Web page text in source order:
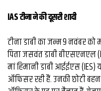
IAS टीना ने की दूसरी शादी
टीना डाबी का जन्म 9 नवंबर
पिता जसवंत डाबी बीएसएनएल
मां हिमानी डाबी आईईएस (IES)
ऑफिसर रही हैं. उनकी छोटी